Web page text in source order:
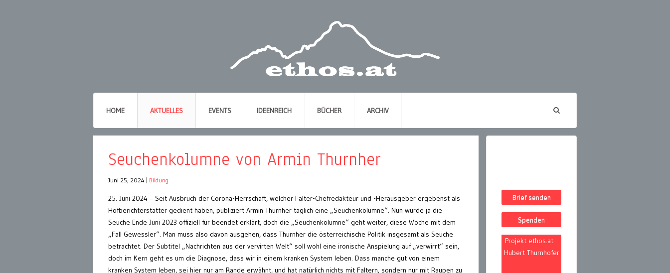
HOME AKTUELLES EVENTS IDEENREICH BÜCHER ARCHIV
Seuchenkolumne von Armin Thurnher
Juni 25, 2024 Bildung
25. Juni 2024 – Seit Ausbruch der Corona-Herrschaft, welcher Falter-Chefredakteur und -Herausgeber ergebenst als
Hofberichterstatter gedient haben, publiziert Armin Thurnher täglich eine „Seuchenkolumne“. Nun wurde ja die
Seuche Ende Juni 2023 offiziell für beendet erklärt, doch die „Seuchenkolumne“ geht weiter, diese Woche mit dem
„Fall Gewessler“. Man muss also davon ausgehen, dass Thurnher die österreichische Politik insgesamt als Seuche
betrachtet. Der Subtitel „Nachrichten aus der vervirten Welt“ soll wohl eine ironische Anspielung auf „verwirrt“ sein,
doch im Kern geht es um die Diagnose, dass wir in einem kranken System leben. Dass manche gut von einem
kranken System leben, sei hier nur am Rande erwähnt, und hat natürlich nichts mit Faltern, sondern nur mit Raupen zu
Brief senden
Spenden
Projekt ethos.at
Hubert Thurnhofer